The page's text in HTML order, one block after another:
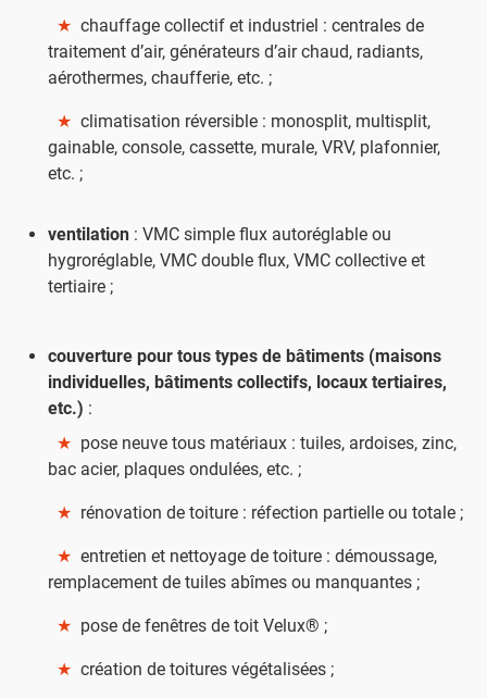
★ chauffage collectif et industriel : centrales de
traitement d’air, générateurs d’air chaud, radiants,
aérothermes, chaufferie, etc. ;
★ climatisation réversible : monosplit, multisplit,
gainable, console, cassette, murale, VRV, plafonnier,
etc. ;
ventilation : VMC simple flux autoréglable ou
hygroréglable, VMC double flux, VMC collective et
tertiaire ;
couverture pour tous types de bâtiments (maisons
individuelles, bâtiments collectifs, locaux tertiaires,
etc.) :
★ pose neuve tous matériaux : tuiles, ardoises, zinc,
bac acier, plaques ondulées, etc. ;
★ rénovation de toiture : réfection partielle ou totale ;
★ entretien et nettoyage de toiture : démoussage,
remplacement de tuiles abîmes ou manquantes ;
★ pose de fenêtres de toit Velux® ;
★ création de toitures végétalisées ;